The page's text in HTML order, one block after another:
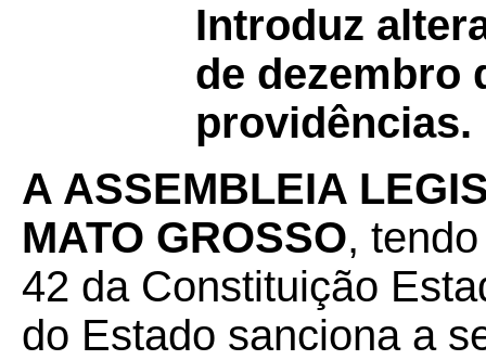
Introduz
de dezembro
providências.
A ASSEMBLEIA
MATO GROSSO,
42 da Constituição
do Estado sanciona a